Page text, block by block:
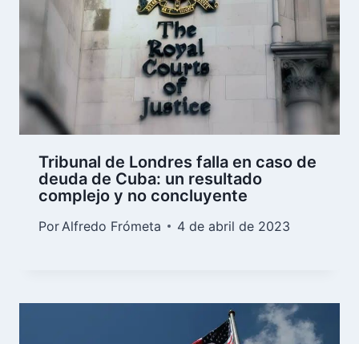
Tribunal de Londres falla en caso de
deuda de Cuba: un resultado
complejo y no concluyente
Por Alfredo Frómeta 4 de abril de 2023